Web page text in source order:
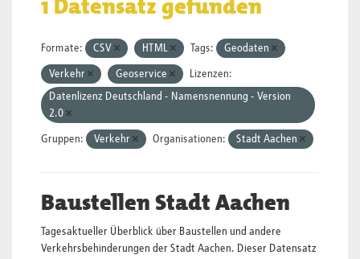
1 Datensatz gefunden
Formate: CSV HTML Tags: Geodaten
Verkehr Geoservice
Lizenzen:
Datenlizenz Deutschland - Namensnennung - Version
2.0
Gruppen: Verkehr Organisationen: Stadt Aachen
Baustellen Stadt Aachen
Tagesaktueller Überblick über Baustellen und andere
Verkehrsbehinderungen der Stadt Aachen. Dieser Datensatz